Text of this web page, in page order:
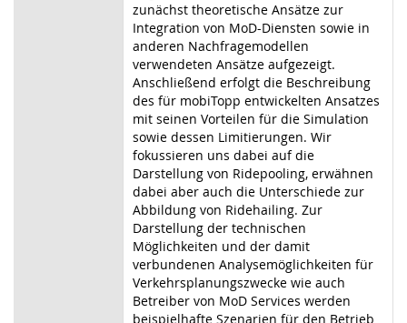
zunächst theoretische Ansätze zur
Integration von MoD-Diensten sowie in
anderen Nachfragemodellen
verwendeten Ansätze aufgezeigt.
Anschließend erfolgt die Beschreibung
des für mobiTopp entwickelten Ansatzes
mit seinen Vorteilen für die Simulation
sowie dessen Limitierungen. Wir
fokussieren uns dabei auf die
Darstellung von Ridepooling, erwähnen
dabei aber auch die Unterschiede zur
Abbildung von Ridehailing. Zur
Darstellung der technischen
Möglichkeiten und der damit
verbundenen Analysemöglichkeiten für
Verkehrsplanungszwecke wie auch
Betreiber von MoD Services werden
beispielhafte Szenarien für den Betrieb